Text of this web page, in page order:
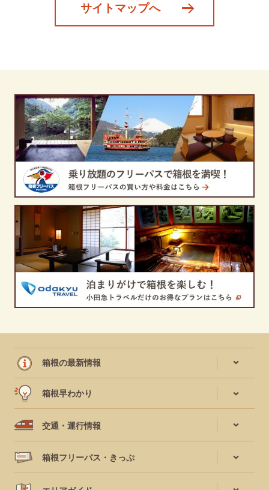
サイトマップへ
箱根の最新情報
箱根早わかり
交通・運行情報
箱根フリーパス・きっぷ